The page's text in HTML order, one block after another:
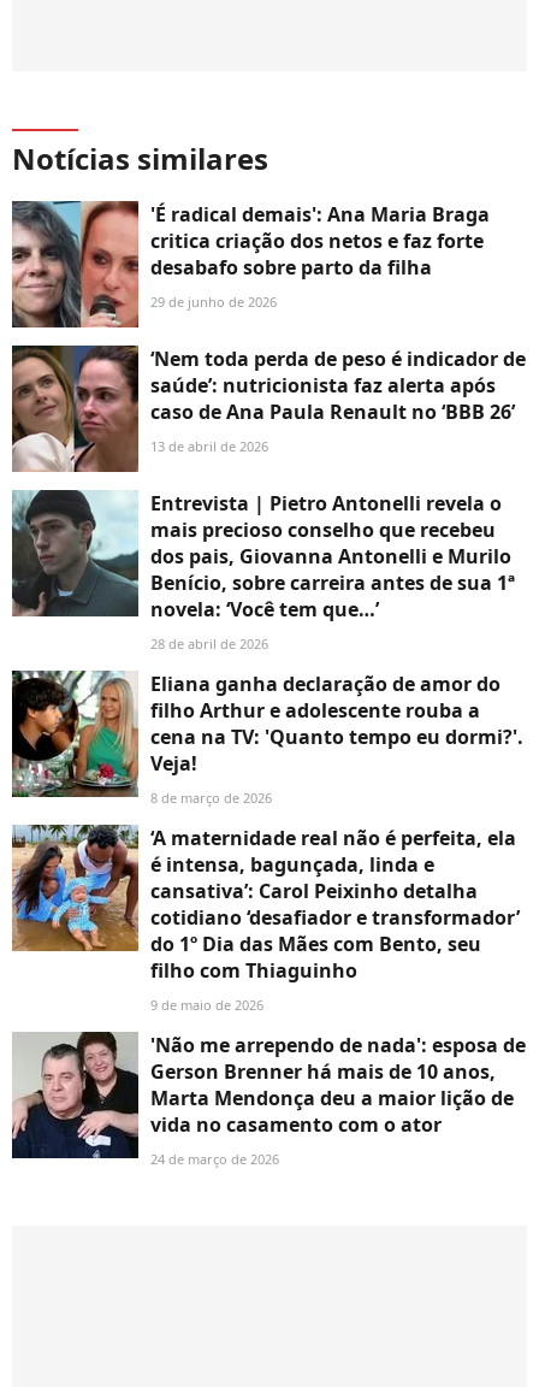
Notícias similares
'É radical demais': Ana Maria Braga
critica criação dos netos e faz forte
desabafo sobre parto da filha
29 de junho de 2026
‘Nem toda perda de peso é indicador de
saúde’: nutricionista faz alerta após
caso de Ana Paula Renault no ‘BBB 26’
13 de abril de 2026
Entrevista | Pietro Antonelli revela o
mais precioso conselho que recebeu
dos pais, Giovanna Antonelli e Murilo
Benício, sobre carreira antes de sua 1ª
novela: ‘Você tem que…’
28 de abril de 2026
Eliana ganha declaração de amor do
filho Arthur e adolescente rouba a
cena na TV: 'Quanto tempo eu dormi?'.
Veja!
8 de março de 2026
‘A maternidade real não é perfeita, ela
é intensa, bagunçada, linda e
cansativa’: Carol Peixinho detalha
cotidiano ‘desafiador e transformador’
do 1º Dia das Mães com Bento, seu
filho com Thiaguinho
9 de maio de 2026
'Não me arrependo de nada': esposa de
Gerson Brenner há mais de 10 anos,
Marta Mendonça deu a maior lição de
vida no casamento com o ator
24 de março de 2026